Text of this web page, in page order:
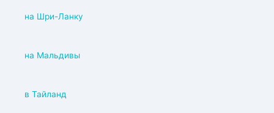
на Шри-Ланку
на Мальдивы
в Тайланд